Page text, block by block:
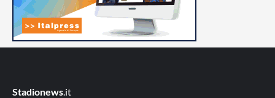
Stadionews.it